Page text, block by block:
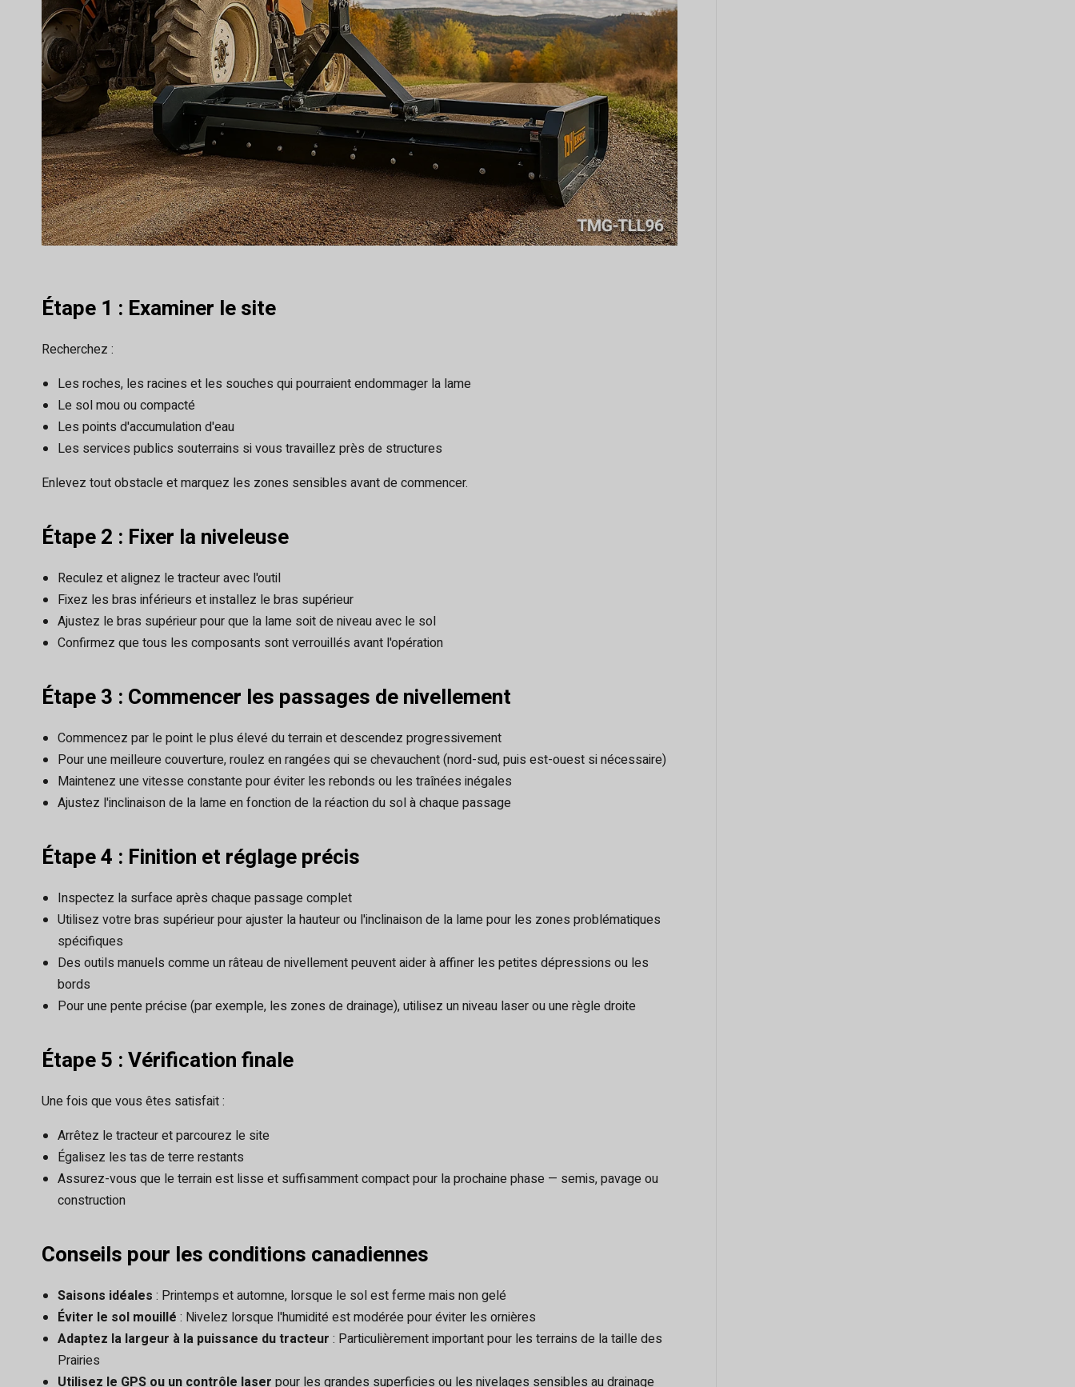
Étape 1 : Examiner le site
Recherchez :
Les roches, les racines et les souches qui pourraient endommager la lame
Le sol mou ou compacté
Les points d'accumulation d'eau
Les services publics souterrains si vous travaillez près de structures
Enlevez tout obstacle et marquez les zones sensibles avant de commencer.
Étape 2 : Fixer la niveleuse
Reculez et alignez le tracteur avec l'outil
Fixez les bras inférieurs et installez le bras supérieur
Ajustez le bras supérieur pour que la lame soit de niveau avec le sol
Confirmez que tous les composants sont verrouillés avant l'opération
Étape 3 : Commencer les passages de nivellement
Commencez par le point le plus élevé du terrain et descendez progressivement
Pour une meilleure couverture, roulez en rangées qui se chevauchent (nord-sud, puis est-ouest si nécessaire)
Maintenez une vitesse constante pour éviter les rebonds ou les traînées inégales
Ajustez l'inclinaison de la lame en fonction de la réaction du sol à chaque passage
Étape 4 : Finition et réglage précis
Inspectez la surface après chaque passage complet
Utilisez votre bras supérieur pour ajuster la hauteur ou l'inclinaison de la lame pour les zones problématiques
spécifiques
Des outils manuels comme un râteau de nivellement peuvent aider à affiner les petites dépressions ou les
bords
Pour une pente précise (par exemple, les zones de drainage), utilisez un niveau laser ou une règle droite
Étape 5 : Vérification finale
Une fois que vous êtes satisfait :
Arrêtez le tracteur et parcourez le site
Égalisez les tas de terre restants
Assurez-vous que le terrain est lisse et suffisamment compact pour la prochaine phase — semis, pavage ou
construction
Conseils pour les conditions canadiennes
Saisons idéales : Printemps et automne, lorsque le sol est ferme mais non gelé
Éviter le sol mouillé : Nivelez lorsque l'humidité est modérée pour éviter les ornières
Adaptez la largeur à la puissance du tracteur : Particulièrement important pour les terrains de la taille des
Prairies
Utilisez le GPS ou un contrôle laser pour les grandes superficies ou les nivelages sensibles au drainage